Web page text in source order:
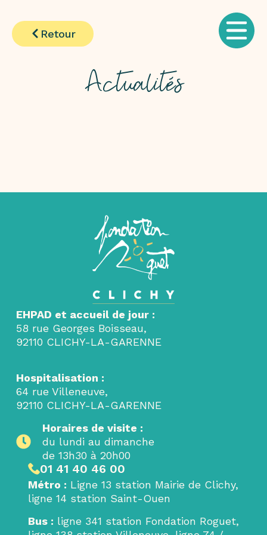
Retour
Actualités
EHPAD et accueil de jour :
58 rue Georges Boisseau,
92110 CLICHY-LA-GARENNE
Hospitalisation :
64 rue Villeneuve,
92110 CLICHY-LA-GARENNE
Horaires de visite :
du lundi au dimanche
de 13h30 à 20h00
Métro : Ligne 13 station Mairie de Clichy,
ligne 14 station Saint-Ouen
Bus: ligne 341 station Fondation Roguet,
01 41 40 46 00